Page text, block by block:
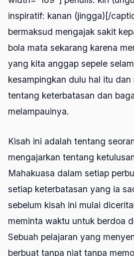
inspiratif: kanan (jingga)[/
bermaksud mengajak sakit
bola mata sekarang karena
yang kita anggap sepele
kesampingkan dulu hal itu dan
tentang keterbatasan dan
melampauinya.
Kisah ini adalah tentang
mengajarkan tentang
Mahakuasa dalam setiap
setiap keterbatasan yang ia
sebelum kisah ini mulai
meminta waktu untuk berdoa
Sebuah pelajaran yang
berbuat tanpa niat tanpa